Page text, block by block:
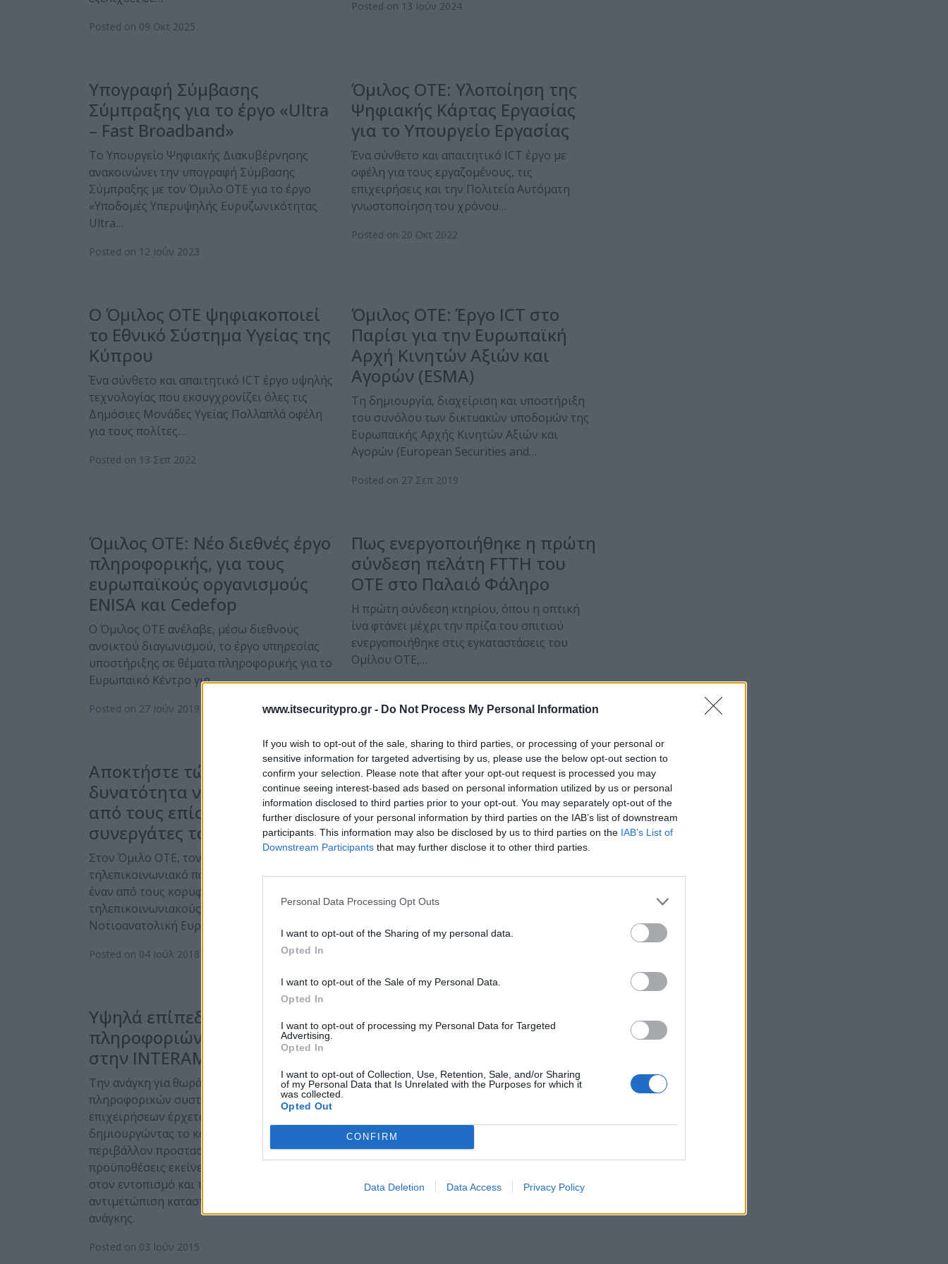
www.itsecuritypro.gr - Do Not Process My Personal Information
If you wish to opt-out of the sale, sharing to third parties, or processing of your personal or
sensitive information for targeted advertising by us, please use the below opt-out section to
confirm your selection. Please note that after your opt-out request is processed you may
continue seeing interest-based ads based on personal information utilized by us or personal
information disclosed to third parties prior to your opt-out. You may separately opt-out of the
further disclosure of your personal information by third parties on the IAB’s list of downstream
participants. This information may also be disclosed by us to third parties on the IAB’s List of
Downstream Participants that may further disclose it to other third parties.
Personal Data Processing Opt Outs
I want to opt-out of the Sharing of my personal data.
Opted In
I want to opt-out of the Sale of my Personal Data.
Opted In
I want to opt-out of processing my Personal Data for Targeted
Advertising.
Opted In
I want to opt-out of Collection, Use, Retention, Sale, and/or Sharing
of my Personal Data that Is Unrelated with the Purposes for which it
was collected.
Opted Out
CONFIRM
Data Deletion Data Access Privacy Policy
Posted on 09 Οκτ 2025
Posted on 13 Ιούν 2024
Υπογραφή Σύμβασης
Σύμπραξης για το έργο «Ultra
– Fast Broadband»
Το Υπουργείο Ψηφιακής Διακυβέρνησης
ανακοινώνει την υπογραφή Σύμβασης
Σύμπραξης με τον Όμιλο ΟΤΕ για το έργο
«Υποδομές Υπερυψηλής Ευρυζωνικότητας
Ultra…
Posted on 12 Ιούν 2023
Όμιλος ΟΤΕ: Υλοποίηση της
Ψηφιακής Κάρτας Εργασίας
για το Υπουργείο Εργασίας
Ένα σύνθετο και απαιτητικό ICT έργο με
οφέλη για τους εργαζομένους, τις
επιχειρήσεις και την Πολιτεία Αυτόματη
γνωστοποίηση του χρόνου…
Posted on 20 Οκτ 2022
Ο Όμιλος ΟΤΕ ψηφιακοποιεί
το Εθνικό Σύστημα Υγείας της
Κύπρου
Ένα σύνθετο και απαιτητικό ICT έργο υψηλής
τεχνολογίας που εκσυγχρονίζει όλες τις
Δημόσιες Μονάδες Υγείας Πολλαπλά οφέλη
για τους πολίτες…
Posted on 13 Σεπ 2022
Όμιλος ΟΤΕ: Έργο ICT στο
Παρίσι για την Ευρωπαϊκή
Αρχή Κινητών Αξιών και
Αγορών (ESMA)
Τη δημιουργία, διαχείριση και υποστήριξη
του συνόλου των δικτυακών υποδομών της
Ευρωπαϊκής Αρχής Κινητών Αξιών και
Αγορών (European Securities and…
Posted on 27 Σεπ 2019
Όμιλος ΟΤΕ: Νέο διεθνές έργο
πληροφορικής, για τους
ευρωπαϊκούς οργανισμούς
ENISA και Cedefop
Ο Όμιλος ΟΤΕ ανέλαβε, μέσω διεθνούς
ανοικτού διαγωνισμού, το έργο υπηρεσίας
υποστήριξης σε θέματα πληροφορικής για το
Ευρωπαϊκό Κέντρο για…
Posted on 27 Ιούν 2019
Πως ενεργοποιήθηκε η πρώτη
σύνδεση πελάτη FTTH του
ΟΤΕ στο Παλαιό Φάληρο
Η πρώτη σύνδεση κτηρίου, όπου η οπτική
ίνα φτάνει μέχρι την πρίζα του σπιτιού
ενεργοποιήθηκε στις εγκαταστάσεις του
Ομίλου ΟΤΕ,…
Posted on 11 Ιούλ 2018
Αποκτήστε τώρα τη
δυνατότητα να γίνετε ένας
από τους επίσημους
συνεργάτες του Ομίλου ΟΤΕ
Στον Όμιλο OTE, τον μεγαλύτερο
τηλεπικοινωνιακό πάροχο στην Ελλάδα και
έναν από τους κορυφαίους
τηλεπικοινωνιακούς ομίλους στη
Νοτιοανατολική Ευρώπη, έχουμε…
Posted on 04 Ιούλ 2018
Σε εμπορική λειτουργία τα
πρώτα δίκτυα FTTH του ΟΤΕ
στην Αθήνα
Εντός της εβδομάδας τίθενται, σύμφωνα με
πληροφορίες σε εμπορική λειτουργία, από
Υψηλά επίπεδα ασφάλειας
πληροφοριών από τον ΟΤΕ
στην INTERAMERICAN
Την ανάγκη για θωράκιση των
πληροφορικών συστημάτων των
επιχειρήσεων έρχεται να καλύψει ο ΟΤΕ
δημιουργώντας το κατάλληλο κάθε φορά
περιβάλλον προστασίας και τις
προϋποθέσεις εκείνες που θα οδηγήσουν
στον εντοπισμό και τη βέλτιστη
αντιμετώπιση καταστάσεων έκτακτης
ανάγκης.
Posted on 03 Ιούν 2015